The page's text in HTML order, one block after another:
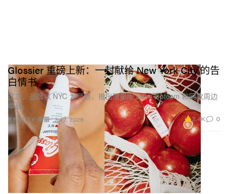
BEAUTY 美丽
Glossier 重磅上新：一封献给 New York City 的告
白情书
这次，品牌以 NYC 为灵感，推出限量版 Balm Dotcom 和同款周边
单品。
Jul 7, 2026 3.4K 0